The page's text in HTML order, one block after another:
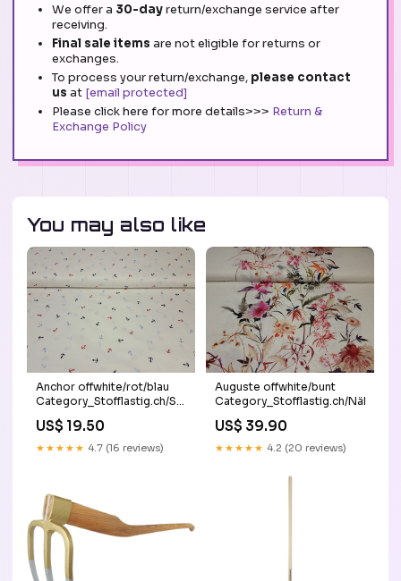
We offer a 30-dayreturn/exchange service after
receiving.
Final sale items are not eligible for returns or
exchanges.
To process your return/exchange, please contact
us at [email protected]
Please click here for more details>>> Return &
Exchange Policy
You may also like
Anchor offwhite/rot/blau
Category_Stofflastig.ch/Stoffe/gewobene
US$ 19.50
★★★★★ 4.7 (16 reviews)
Auguste offwhite/bunt
Category_Stofflastig.ch/
US$ 39.90
★★★★★ 4.2 (20 reviews)